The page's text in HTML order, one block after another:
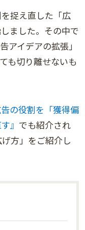
捉え直した「広
ました。その中で
アイデアの拡張」
も切り離せないも
告の役割を「獲得偏
』 でも紹介され
方」をご紹介し